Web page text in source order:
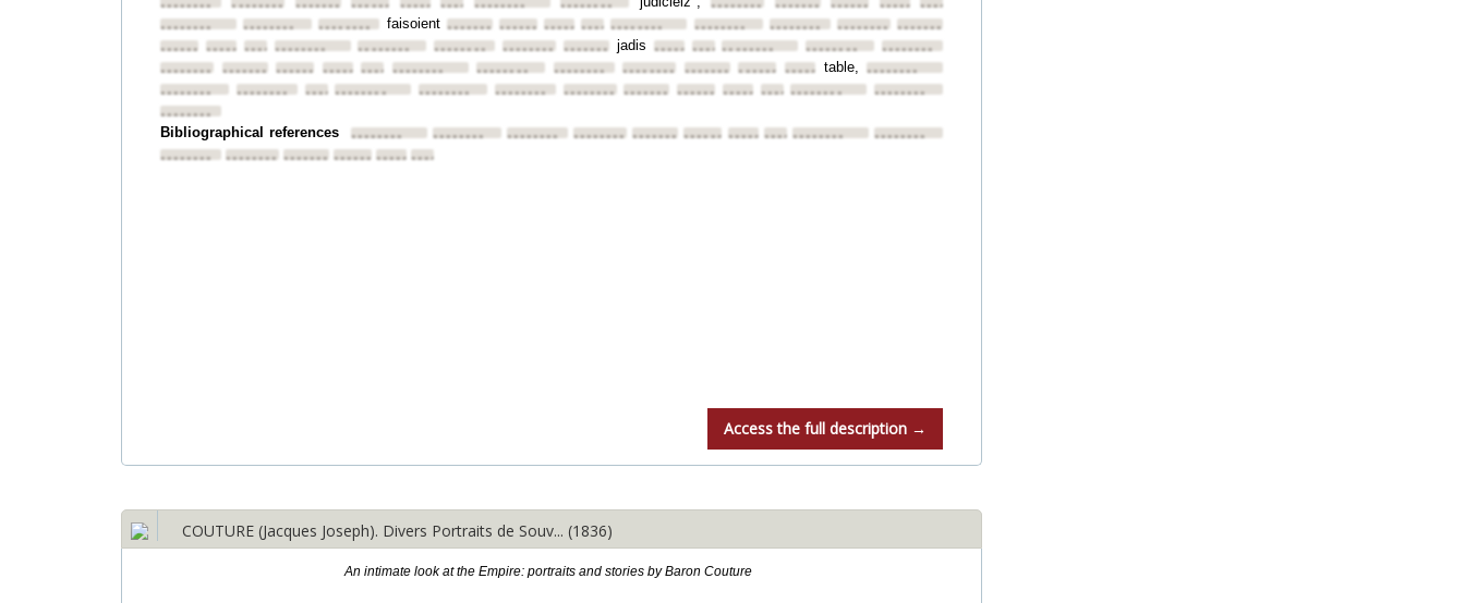
••••••••
•••••••• •••••••• •••••••••••••••••••••••••••••••• •••••••• •••••••• •••••••• ••••••••••••••••••••••••
••••••••
•••••••• •••••••• faisoient •••••••••••••••••••••••••••••••••••••••• •••••••• •••••••• •••••••• ••••••••
•••••••••••••••••••••••••••••••• •••••••• •••••••• •••••••• ••••••••jadis •••••••••••••••••••••••• ••••••••
••••••••
•••••••• •••••••• •••••••••••••••••••••••••••••••• •••••••• •••••••• •••••••• •••••••• ••••••••••••••••table,••••••••
••••••••
•••••••• •••••••••••••••• •••••••• •••••••• •••••••• •••••••• ••••••••••••••••••••••••••••••••
••••••••
••••••••
Bibliographical references •••••••• •••••••• •••••••• •••••••• ••••••••••••••••••••••••••••••••••••••••
••••••••
••••••••
•••••••• ••••••••••••••••••••••••••••••••
Access the full description →
COUTURE (Jacques Joseph). Divers Portraits de Souv... (1836)
An intimate look at the Empire: portraits and stories by Baron Couture